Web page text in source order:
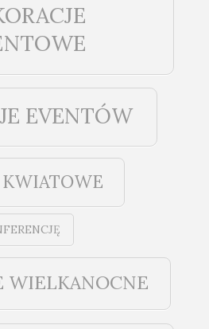
EVENTÓW
KWIATOWE
WIELKANOCNE